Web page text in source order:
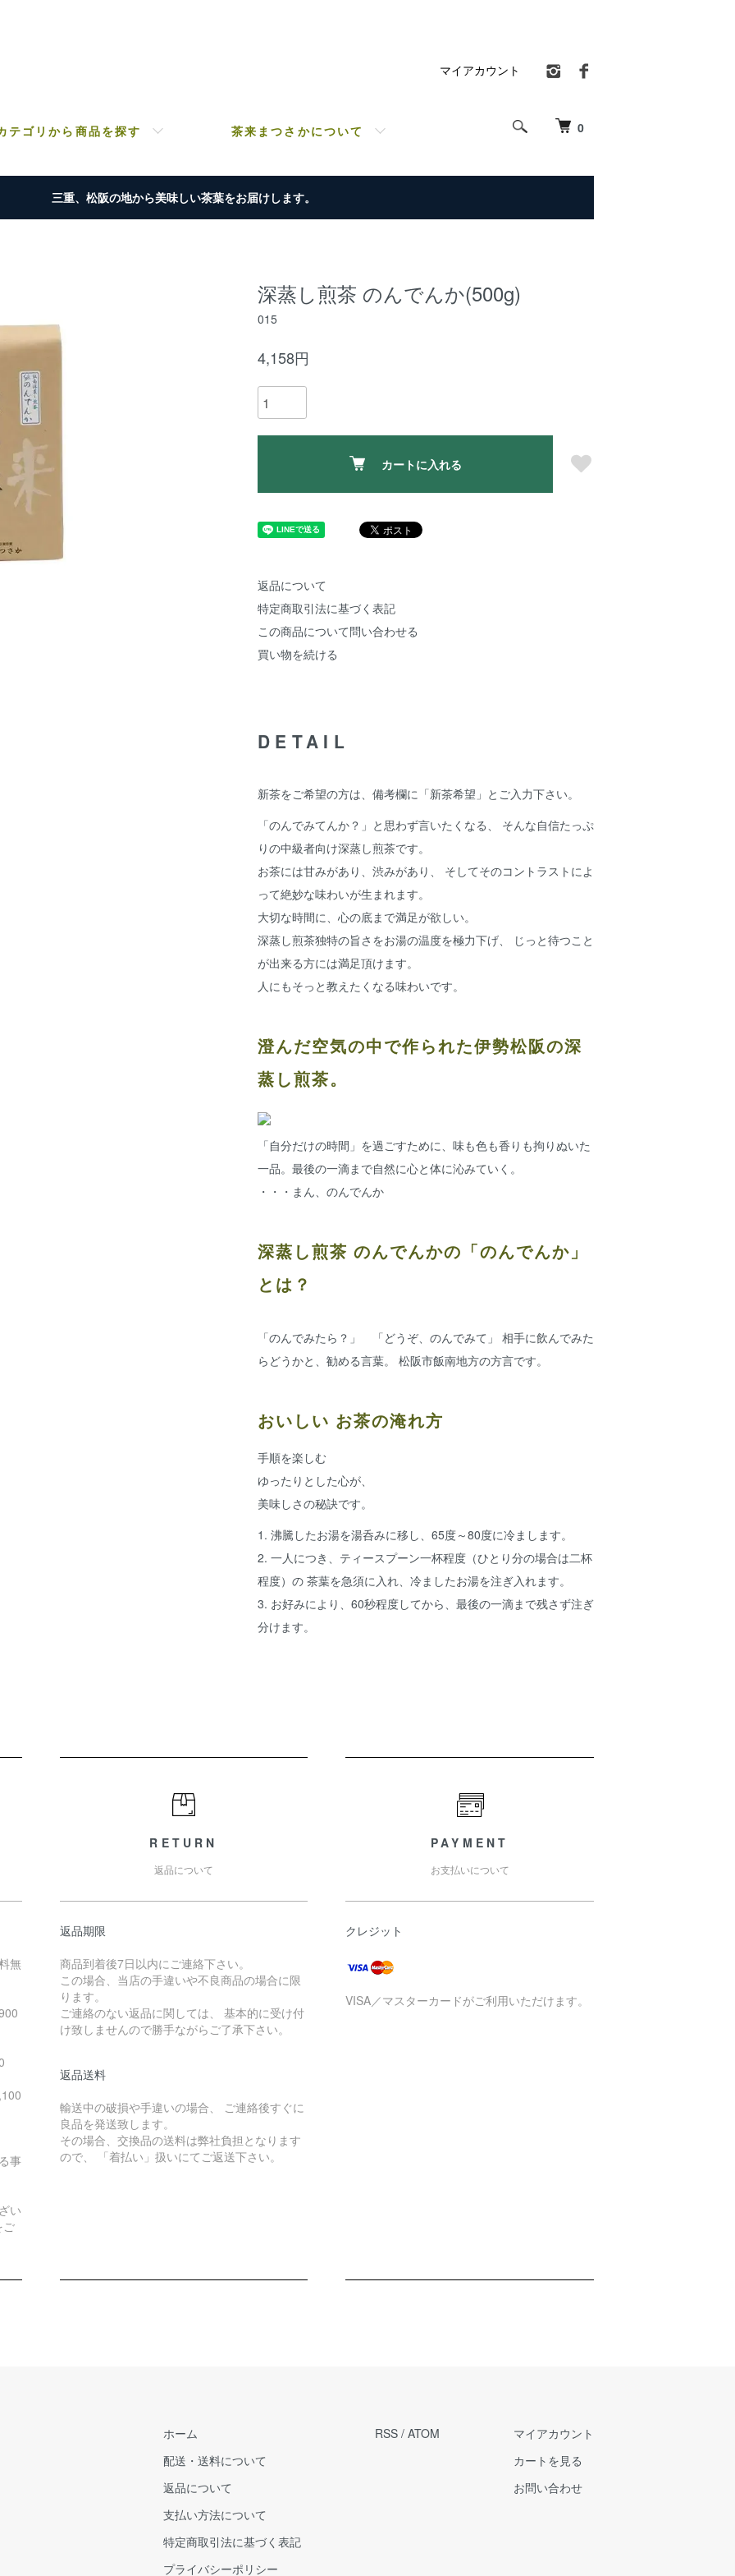
0
テゴリから商品を探す 茶来まつさかについて
マイアカウント
三重、松阪の地から美味しい茶葉をお届けします。
深蒸し煎茶 のんでんか(500g)
015
4,158円
カートに入れる
返品について
特定商取引法に基づく表記
この商品について問い合わせる
買い物を続ける
DETAIL
新茶をご希望の方は、備考欄に「新茶希望」とご入力下さい。
「のんでみてんか？」と思わず言いたくなる、 そんな自信たっぷ
りの中級者向け深蒸し煎茶です。
お茶には甘みがあり、渋みがあり、 そしてそのコントラストによ
って絶妙な味わいが生まれます。
大切な時間に、心の底まで満足が欲しい。
深蒸し煎茶独特の旨さをお湯の温度を極力下げ、 じっと待つこと
が出来る方には満足頂けます。
人にもそっと教えたくなる味わいです。
澄んだ空気の中で作られた伊勢松阪の深
蒸し煎茶。
「自分だけの時間」を過ごすために、味も色も香りも拘りぬいた
一品。最後の一滴まで自然に心と体に沁みていく。
・・・まん、のんでんか
深蒸し煎茶 のんでんかの「のんでんか」
とは？
「のんでみたら？」 「どうぞ、のんでみて」 相手に飲んでみた
らどうかと、勧める言葉。 松阪市飯南地方の方言です。
おいしい お茶の淹れ方
手順を楽しむ
ゆったりとした心が、
美味しさの秘訣です。
1. 沸騰したお湯を湯呑みに移し、65度～80度に冷まします。
2. 一人につき、ティースプーン一杯程度（ひとり分の場合は二杯
程度）の 茶葉を急須に入れ、冷ましたお湯を注ぎ入れます。
3. お好みにより、60秒程度してから、最後の一滴まで残さず注ぎ
分けます。
無
事
い
ご
RETURN
返品について
返品期限
商品到着後7日以内にご連絡下さい。
この場合、当店の手違いや不良商品の場合に限
ります。
ご連絡のない返品に関しては、 基本的に受け付
け致しませんので勝手ながらご了承下さい。
返品送料
輸送中の破損や手違いの場合、 ご連絡後すぐに
良品を発送致します。
その場合、交換品の送料は弊社負担となります
ので、 「着払い」扱いにてご返送下さい。
PAYMENT
お支払いについて
クレジット
VISA／マスターカードがご利用いただけます。
ホーム
配送・送料について
返品について
支払い方法について
特定商取引法に基づく表記
プライバシーポリシー
RSS / ATOM
マイアカウント
カートを見る
お問い合わせ